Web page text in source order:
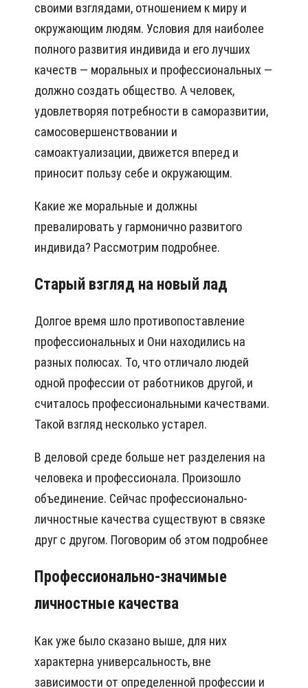
своими взглядами, отношением к миру и
окружающим людям. Условия для наиболее
полного развития индивида и его лучших
качеств — моральных и профессиональных —
должно создать общество. А человек,
удовлетворяя потребности в саморазвитии,
самосовершенствовании и
самоактуализации, движется вперед и
приносит пользу себе и окружающим.
Какие же моральные и должны
превалировать у гармонично развитого
индивида? Рассмотрим подробнее.
Старый взгляд на новый лад
Долгое время шло противопоставление
профессиональных и Они находились на
разных полюсах. То, что отличало людей
одной профессии от работников другой, и
считалось профессиональными качествами.
Такой взгляд несколько устарел.
В деловой среде больше нет разделения на
человека и профессионала. Произошло
объединение. Сейчас профессионально-
личностные качества существуют в связке
друг с другом. Поговорим об этом подробнее
Профессионально-значимые
личностные качества
Как уже было сказано выше, для них
характерна универсальность, вне
зависимости от определенной профессии и